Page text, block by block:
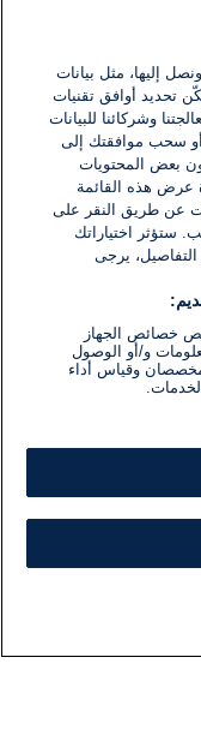
إليها، مثل بيانات
تحديد أوافق تقنيات
وشركائنا للبيانات
سحب موافقتك إلى
بعض المحتويات
عرض هذه القائمة
عن طريق النقر على
ستؤثر اختياراتك
التفاصيل، يرجى
خصائص الجهاز
و/أو الوصول
وقياس أداء